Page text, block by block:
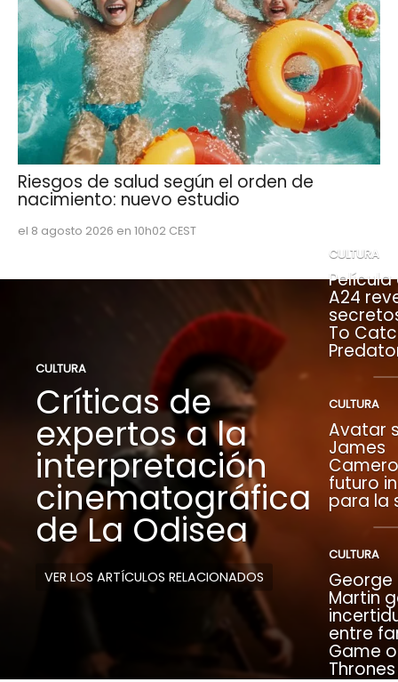
Riesgos de salud según el orden de
nacimiento: nuevo estudio
el 8 agosto 2026 en 10h02 CEST
CULTURA
Críticas de
expertos a la
interpretación
cinematográfica
de La Odisea
VER LOS ARTÍCULOS RELACIONADOS
CULTURA
Película
A24
To
CULTURA
Avatar
James
futuro
para la
CULTURA
George
Martin
entre
Game
Thrones